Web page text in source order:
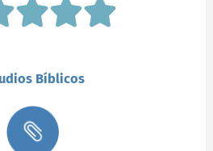
Bíblicos